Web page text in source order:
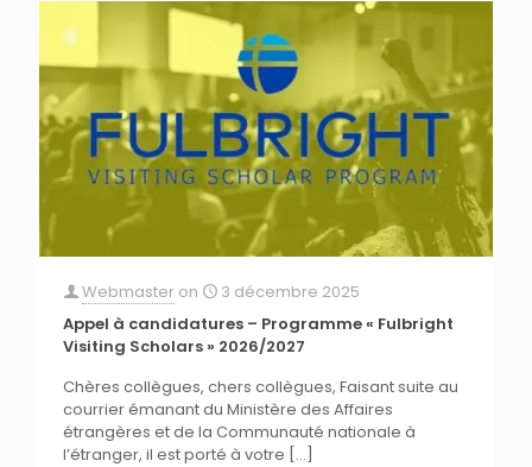
Webmaster on
3 décembre 2025
Appel à candidatures – Programme « Fulbright
Visiting Scholars » 2026/2027
Chères collègues, chers collègues, Faisant suite au
courrier émanant du Ministère des Affaires
étrangères et de la Communauté nationale à
l’étranger, il est porté à votre […]